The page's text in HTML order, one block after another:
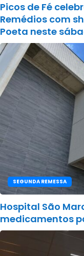
Picos de Fé
Remédios com
Poeta neste
SEGUNDA REMESSA
Hospital São
medicamentos